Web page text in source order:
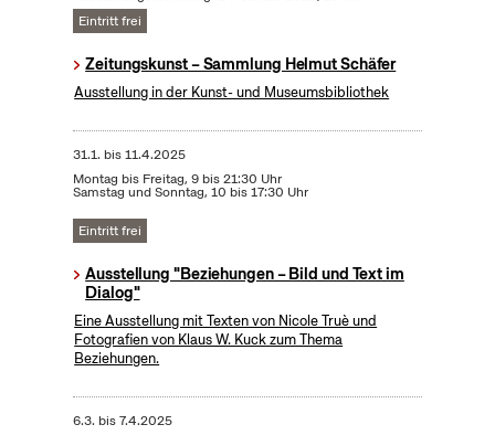
Eintritt frei
Zeitungskunst – Sammlung Helmut Schäfer
Ausstellung in der Kunst- und Museumsbibliothek
31.1. bis11.4.2025
Montag bis Freitag, 9 bis 21:30 Uhr
Samstag und Sonntag, 10 bis 17:30 Uhr
Eintritt frei
Ausstellung "Beziehungen – Bild und Text im
Dialog"
Eine Ausstellung mit Texten von Nicole Truè und
Fotografien von Klaus W. Kuck zum Thema
Beziehungen.
6.3. bis7.4.2025